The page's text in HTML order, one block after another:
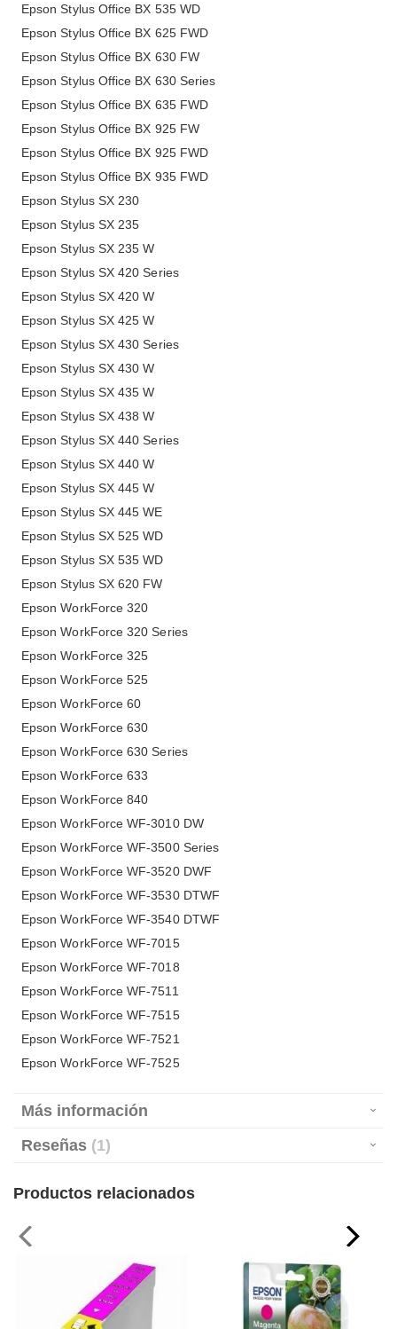
Epson Stylus Office BX 535 WD
Epson Stylus Office BX 625 FWD
Epson Stylus Office BX 630 FW
Epson Stylus Office BX 630 Series
Epson Stylus Office BX 635 FWD
Epson Stylus Office BX 925 FW
Epson Stylus Office BX 925 FWD
Epson Stylus Office BX 935 FWD
Epson Stylus SX 230
Epson Stylus SX 235
Epson Stylus SX 235 W
Epson Stylus SX 420 Series
Epson Stylus SX 420 W
Epson Stylus SX 425 W
Epson Stylus SX 430 Series
Epson Stylus SX 430 W
Epson Stylus SX 435 W
Epson Stylus SX 438 W
Epson Stylus SX 440 Series
Epson Stylus SX 440 W
Epson Stylus SX 445 W
Epson Stylus SX 445 WE
Epson Stylus SX 525 WD
Epson Stylus SX 535 WD
Epson Stylus SX 620 FW
Epson WorkForce 320
Epson WorkForce 320 Series
Epson WorkForce 325
Epson WorkForce 525
Epson WorkForce 60
Epson WorkForce 630
Epson WorkForce 630 Series
Epson WorkForce 633
Epson WorkForce 840
Epson WorkForce WF-3010 DW
Epson WorkForce WF-3500 Series
Epson WorkForce WF-3520 DWF
Epson WorkForce WF-3530 DTWF
Epson WorkForce WF-3540 DTWF
Epson WorkForce WF-7015
Epson WorkForce WF-7018
Epson WorkForce WF-7511
Epson WorkForce WF-7515
Epson WorkForce WF-7521
Epson WorkForce WF-7525
Más información
Reseñas 1
Productos relacionados